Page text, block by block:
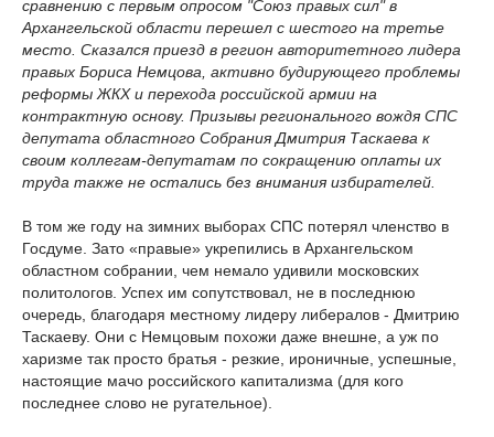
сравнению с первым опросом "Союз правых сил" в
Архангельской области перешел с шестого на третье
место. Сказался приезд в регион авторитетного лидера
правых Бориса Немцова, активно будирующего проблемы
реформы ЖКХ и перехода российской армии на
контрактную основу. Призывы регионального вождя СПС
депутата областного Собрания Дмитрия Таскаева к
своим коллегам-депутатам по сокращению оплаты их
труда также не остались без внимания избирателей.
В том же году на зимних выборах СПС потерял членство в
Госдуме. Зато «правые» укрепились в Архангельском
областном собрании, чем немало удивили московских
политологов. Успех им сопутствовал, не в последнюю
очередь, благодаря местному лидеру либералов - Дмитрию
Таскаеву. Они с Немцовым похожи даже внешне, а уж по
харизме так просто братья - резкие, ироничные, успешные,
настоящие мачо российского капитализма (для кого
последнее слово не ругательное).